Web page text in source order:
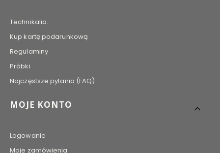
Technikalia.
Kup kartę podarunkową
Regulaminy
Próbki
Najczęstsze pytania (FAQ)
MOJE KONTO
Logowanie
Moje zamówienia